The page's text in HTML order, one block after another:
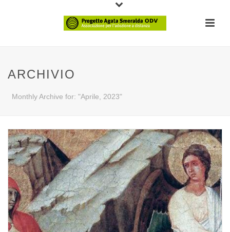
ARCHIVIO
Monthly Archive for: "Aprile, 2023"